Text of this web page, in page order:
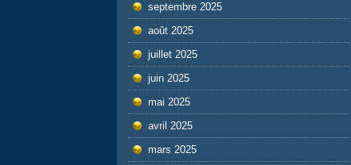
septembre 2025
août 2025
juillet 2025
juin 2025
mai 2025
avril 2025
mars 2025